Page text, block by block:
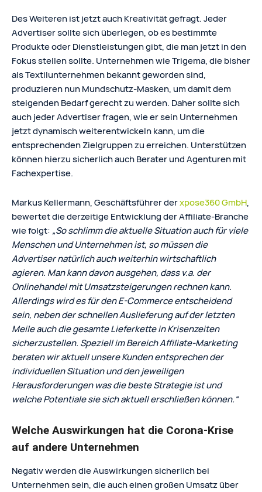
Des Weiteren ist jetzt auch Kreativität gefragt. Jeder
Advertiser sollte sich überlegen, ob es bestimmte
Produkte oder Dienstleistungen gibt, die man jetzt in den
Fokus stellen sollte. Unternehmen wie Trigema, die bisher
als Textilunternehmen bekannt geworden sind,
produzieren nun Mundschutz-Masken, um damit dem
steigenden Bedarf gerecht zu werden. Daher sollte sich
auch jeder Advertiser fragen, wie er sein Unternehmen
jetzt dynamisch weiterentwickeln kann, um die
entsprechenden Zielgruppen zu erreichen. Unterstützen
können hierzu sicherlich auch Berater und Agenturen mit
Fachexpertise.
Markus Kellermann, Geschäftsführer derxpose360 GmbH,
bewertet die derzeitige Entwicklung der Affiliate-Branche
wie folgt: „So schlimm die aktuelle Situation auch für viele
Menschen und Unternehmen ist, so müssen die
Advertiser natürlich auch weiterhin wirtschaftlich
agieren. Man kann davon ausgehen, dass v.a. der
Onlinehandel mit Umsatzsteigerungen rechnen kann.
Allerdings wird es für den E-Commerce entscheidend
sein, neben der schnellen Auslieferung auf der letzten
Meile auch die gesamte Lieferkette in Krisenzeiten
sicherzustellen. Speziell im Bereich Affiliate-Marketing
beraten wir aktuell unsere Kunden entsprechen der
individuellen Situation und den jeweiligen
Herausforderungen was die beste Strategie ist und
welche Potentiale sie sich aktuell erschließen können.“
Welche Auswirkungen hat die Corona-Krise
auf andere Unternehmen
Negativ werden die Auswirkungen sicherlich bei
Unternehmen sein, die auch einen großen Umsatz über